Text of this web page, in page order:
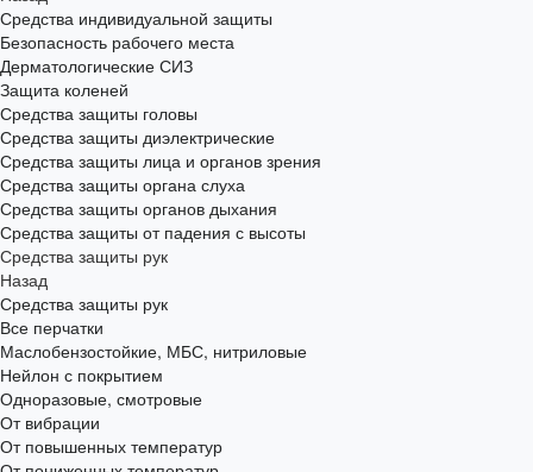
Средства индивидуальной защиты
Безопасность рабочего места
Дерматологические СИЗ
Защита коленей
Средства защиты головы
Средства защиты диэлектрические
Средства защиты лица и органов зрения
Средства защиты органа слуха
Средства защиты органов дыхания
Средства защиты от падения с высоты
Средства защиты рук
Назад
Средства защиты рук
Все перчатки
Маслобензостойкие, МБС, нитриловые
Нейлон с покрытием
Одноразовые, смотровые
От вибрации
От повышенных температур